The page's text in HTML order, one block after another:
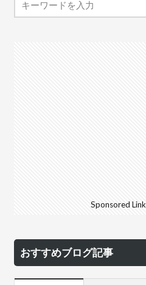
Sponsored Link
おすすめブログ記事